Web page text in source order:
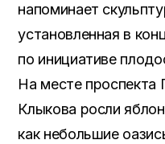
напоминает
установленная в
по инициативе
На месте проспекта
Клыкова росли
как небольшие